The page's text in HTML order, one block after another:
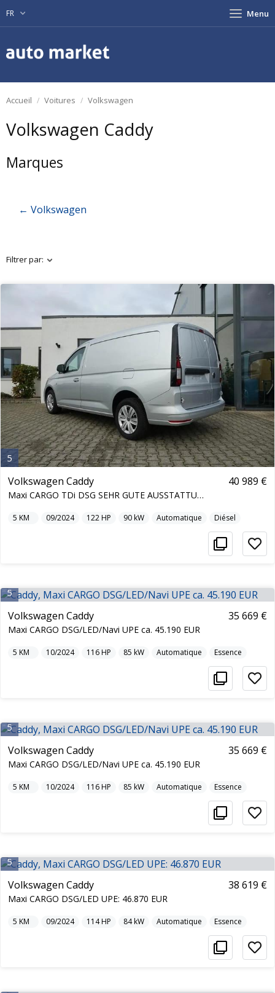
FR Menu
Accueil Voitures Volkswagen
Volkswagen Caddy
Marques
← Volkswagen
Filtrer par:
5
Volkswagen Caddy
Maxi CARGO TDi DSG SEHR GUTE AUSSTATTUNG!!
40 989 €
5 KM 09/2024 122HP 90kW Automatique Diésel
5
Volkswagen Caddy
Maxi CARGO DSG/LED/Navi UPE ca. 45.190 EUR
35 669 €
5 KM 10/2024 116HP 85 kW Automatique Essence
5
Volkswagen Caddy
Maxi CARGO DSG/LED/Navi UPE ca. 45.190 EUR
35 669 €
5 KM 10/2024 116HP 85 kW Automatique Essence
5
Volkswagen Caddy
Maxi CARGO DSG/LED UPE: 46.870 EUR
38 619 €
5 KM 09/2024 114HP 84kW Automatique Essence